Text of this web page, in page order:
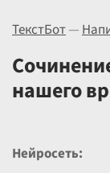
Выбрать
Цены
ТекстБот—
нашего
Нейросеть: